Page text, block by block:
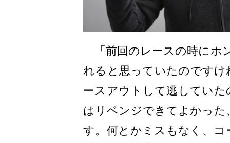
「前回のレースの時にホ
れると思っていたのです
ースアウトして逃してい
はリベンジできてよかっ
す。何とかミスもなく、